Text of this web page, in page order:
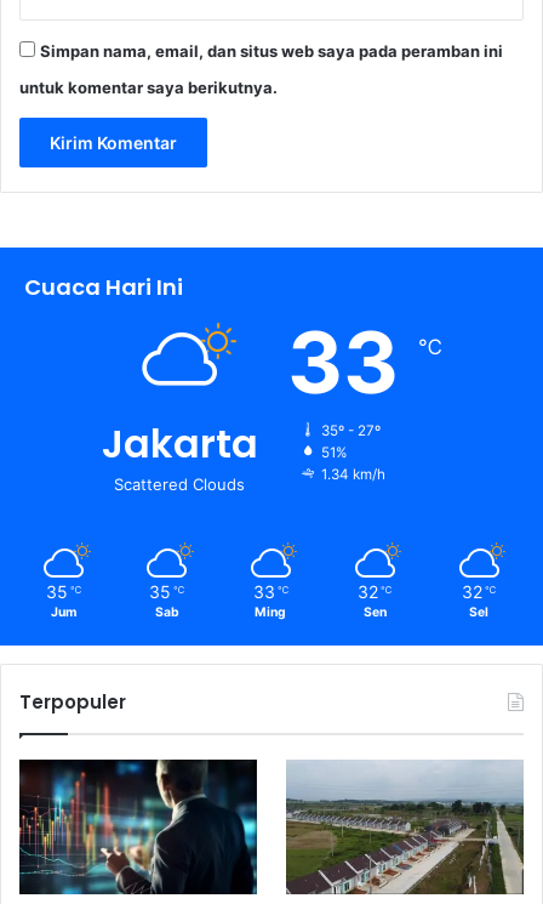
Simpan nama, email, dan situs web saya pada peramban ini
untuk komentar saya berikutnya.
Cuaca Hari Ini
Jakarta
Scattered Clouds
33 ℃
35º - 27º
51%
1.34 km/h
35 ℃
Jum
35 ℃
Sab
33 ℃
Ming
32 ℃
Sen
32 ℃
Sel
Terpopuler